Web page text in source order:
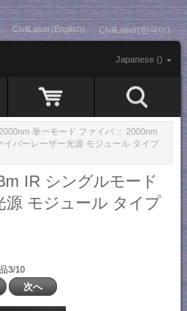
CivilLaser(English) CivilLaser(한국어)
Japanese ()
2000nm 単一モード ファイバ :: 2000nm
イバーレーザー光源 モジュール タイプ
IR シングルモード
源 モジュール タイプ
3/10
次へ